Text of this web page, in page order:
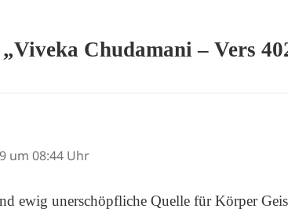
Chudamani – Vers
um 08:44 Uhr
ewig unerschöpfliche Quelle für Körper